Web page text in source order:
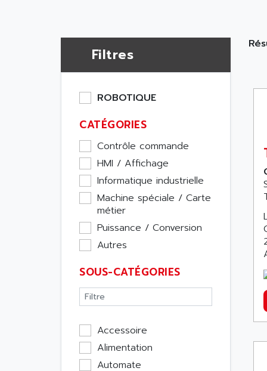
Filtres
ROBOTIQUE
CATÉGORIES
Contrôle commande
HMI / Affichage
Informatique industrielle
Machine spéciale / Carte
métier
Puissance / Conversion
Autres
SOUS-CATÉGORIES
Accessoire
Alimentation
Automate